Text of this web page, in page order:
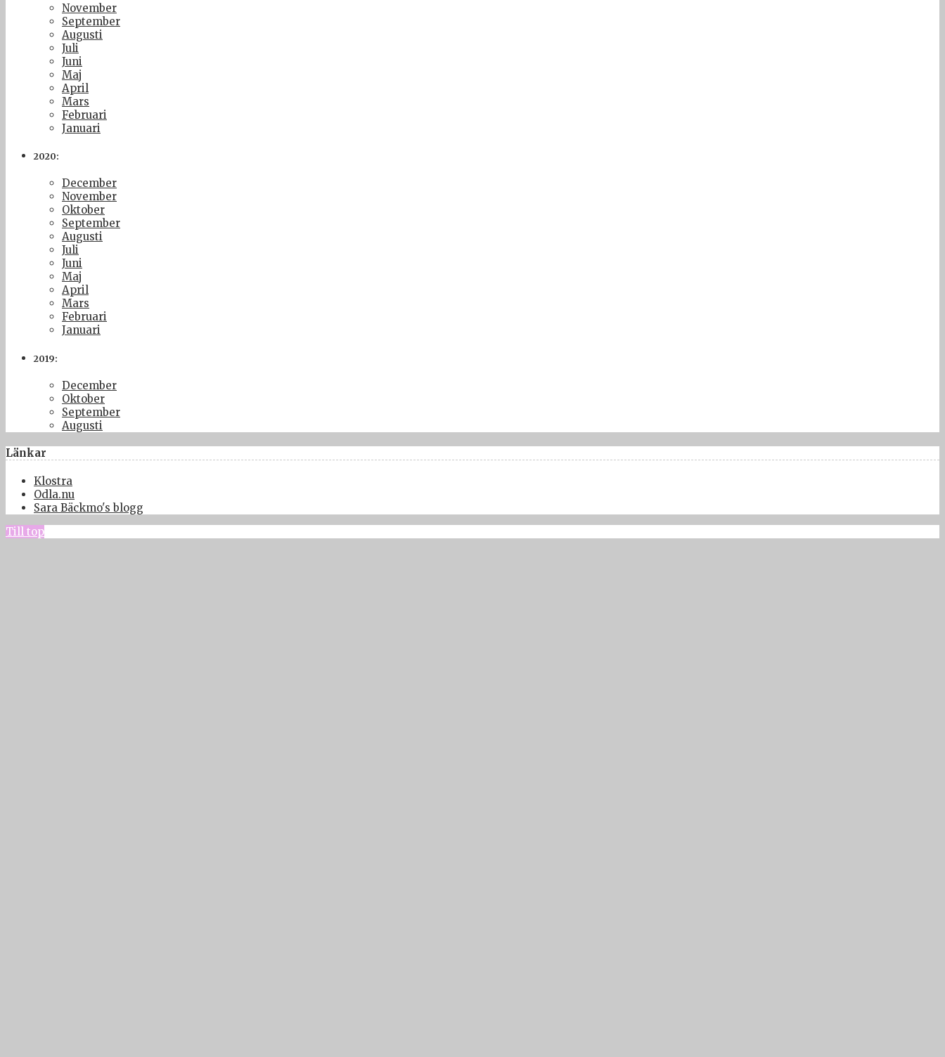
November
September
Augusti
Juli
Juni
Maj
April
Mars
Februari
Januari
2020:
December
November
Oktober
September
Augusti
Juli
Juni
Maj
April
Mars
Februari
Januari
2019:
December
Oktober
September
Augusti
Länkar
Klostra
Odla.nu
Sara Bäckmo's blogg
Till top